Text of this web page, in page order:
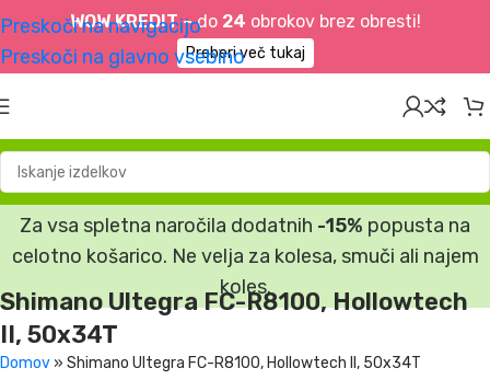
WOW KREDIT –do 24 obrokov brez obresti!
Preberi več tukaj
Preskoči na navigacijo
Preskoči na glavno vsebino
Za vsa spletna naročila dodatnih -15% popusta na
celotno košarico. Ne velja za kolesa, smuči ali najem
koles.
Shimano Ultegra FC-R8100, Hollowtech
II, 50x34T
Domov » Shimano Ultegra FC-R8100, Hollowtech II, 50x34T